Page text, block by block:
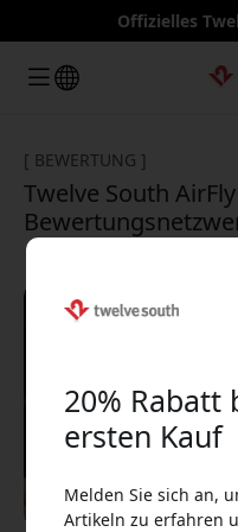
Offizielles
[ BEWERTUNG ]
Twelve South
20% Rabatt
ersten Kauf
Melden Sie sich an,
Artikeln zu erfahren
🎉 Dein
Verwende diesen